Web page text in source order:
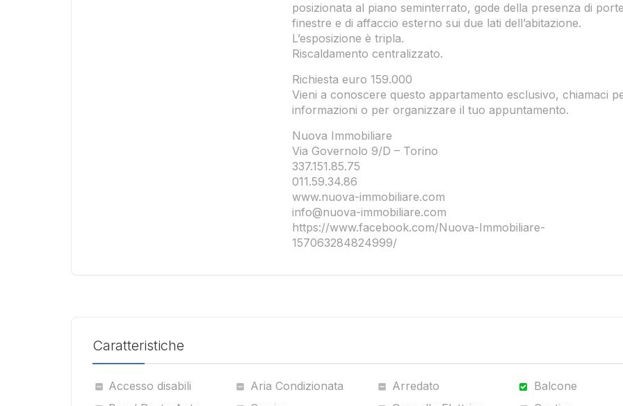
posizionata al piano seminterrato, gode della presenza di porte
finestre e di affaccio esterno sui due lati dell’abitazione.
L’esposizione è tripla.
Riscaldamento centralizzato.
Richiesta euro 159.000
Vieni a conoscere questo appartamento esclusivo, chiamaci
informazioni o per organizzare il tuo appuntamento.
Nuova Immobiliare
Via Governolo 9/D – Torino
337.151.85.75
011.59.34.86
www.nuova-immobiliare.com
info@nuova-immobiliare.com
https://www.facebook.com/Nuova-Immobiliare-
157063284824999/
Caratteristiche
Accesso disabili Aria Condizionata Arredato
Balcone